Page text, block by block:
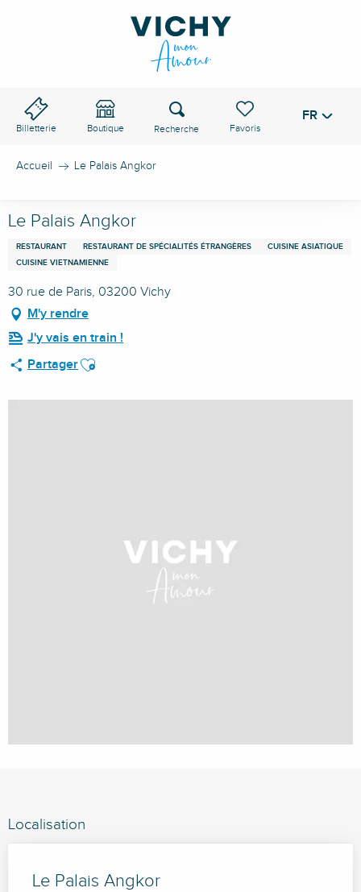
Billetterie Boutique
Voir les favoris
Recherche FR
Accueil Le Palais Angkor
Le Palais Angkor
RESTAURANT RESTAURANT DE SPÉCIALITÉS ÉTRANGÈRES
CUISINE ASIATIQUE
CUISINE VIETNAMIENNE
30 rue de Paris, 03200 Vichy
M'y rendre
J'y vais en train !
PartagerAjouter aux favoris
Localisation
Le Palais Angkor